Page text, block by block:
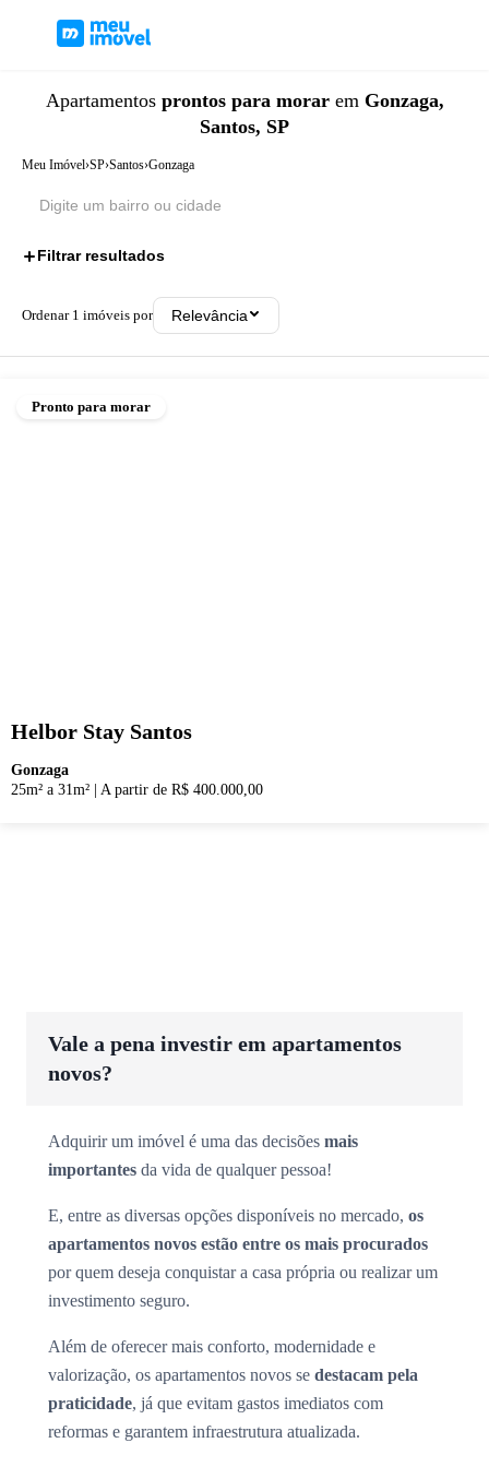
Apartamentos prontos para morar em Gonzaga,
Santos, SP
Meu Imóvel›SP›Santos›Gonzaga
Filtrar resultados
Ordenar 1 imóveis por Relevância
Pronto para morar
Helbor Stay Santos
Gonzaga
25m² a 31m²
A partir de R$ 400.000,00
Vale a pena investir em apartamentos
novos?
Adquirir um imóvel é uma das decisões mais
importantes da vida de qualquer pessoa!
E, entre as diversas opções disponíveis no mercado, os
apartamentos novos estão entre os mais procurados
por quem deseja conquistar a casa própria ou realizar um
investimento seguro.
Além de oferecer mais conforto, modernidade e
valorização, os apartamentos novos se destacam pela
praticidade, já que evitam gastos imediatos com
reformas e garantem infraestrutura atualizada.